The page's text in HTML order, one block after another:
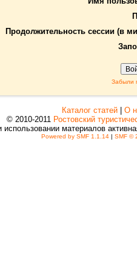
Продолжительность сессии (в
Забыли
Каталог статей| О
© 2010-2011 Ростовский
использовании материалов
Powered by SMF 1.1.14 | SMF ©